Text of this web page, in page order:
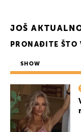
JOŠ
PRONAĐITE ŠTO
SHOW